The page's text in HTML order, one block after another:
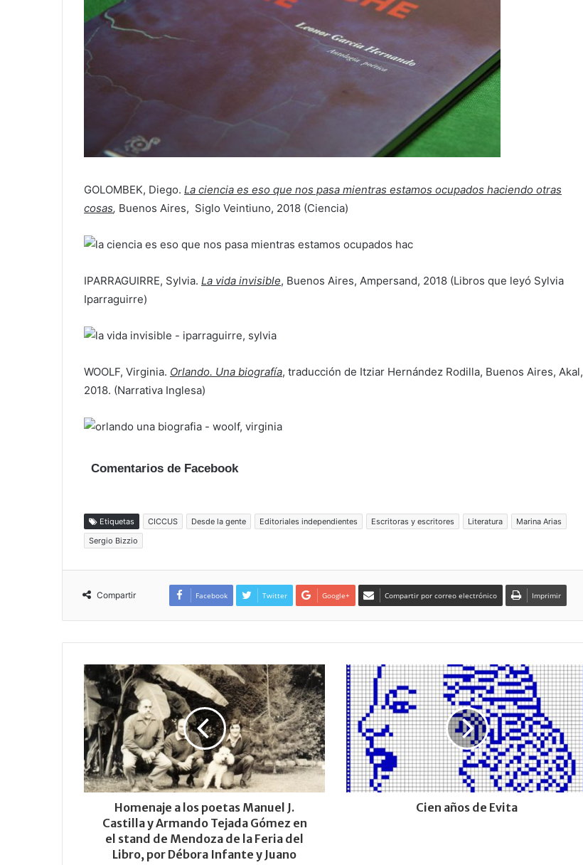
GOLOMBEK, Diego. La ciencia es eso que nos pasa mientras estamos ocupados haciendo otras
cosas, Buenos Aires, Siglo Veintiuno, 2018 (Ciencia)
IPARRAGUIRRE, Sylvia. La vida invisible, Buenos Aires, Ampersand, 2018 (Libros que leyó Sylvia
Iparraguirre)
WOOLF, Virginia. Orlando. Una biografía, traducción de Itziar Hernández Rodilla, Buenos Aires, Akal,
2018. (Narrativa Inglesa)
Comentarios de Facebook
Etiquetas CICCUS Desde la gente Editoriales independientes Escritoras y escritores Literatura
Marina Arias
Sergio Bizzio
Compartir Facebook Twitter Google+ Compartir por correo electrónico Imprimir
Homenaje a los poetas Manuel J.
Castilla y Armando Tejada Gómez en
el stand de Mendoza de la Feria del
Libro, por Débora Infante y Juano
Cien años de Evita